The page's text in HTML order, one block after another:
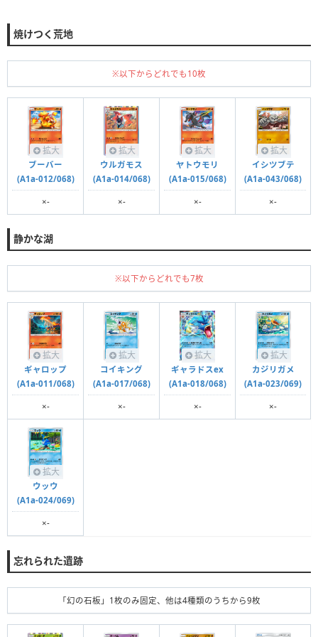
焼けつく荒地
※以下からどれでも10枚
拡大
ブーバー
(A1a-012/068)
×-
拡大
ウルガモス
(A1a-014/068)
×-
拡大
ヤトウモリ
(A1a-015/068)
×-
拡大
イシツブテ
(A1a-043/068)
×-
静かな湖
※以下からどれでも7枚
拡大
ギャロップ
(A1a-011/068)
×-
拡大
コイキング
(A1a-017/068)
×-
拡大
ギャラドスex
(A1a-018/068)
×-
拡大
カジリガメ
(A1a-023/069)
×-
拡大
ウッウ
(A1a-024/069)
×-
忘れられた遺跡
「幻の石板」1枚のみ固定、他は4種類のうちから9枚